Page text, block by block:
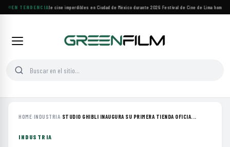
EN TENDENCIA
Cuatro festivales de cine imperdibles en Ciudad de México durante 2026·Festival de Cine de Lima
HOME›INDUSTRIA› STUDIO GHIBLI INAUGURA SU PRIMERA TIENDA OFICIA...
INDUSTRIA